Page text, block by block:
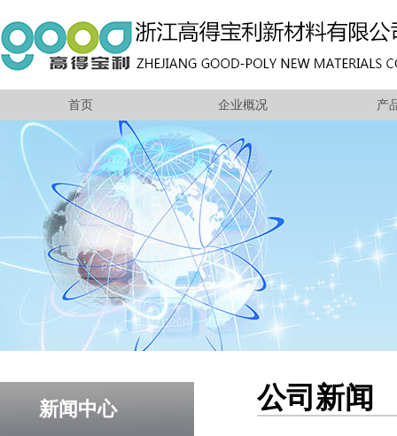
首页 企业概况 产
新闻中心 公司新闻